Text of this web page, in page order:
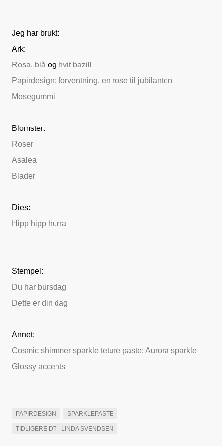
Jeg har brukt:
Ark:
Rosa, blå og hvit bazill
Papirdesign; forventning, en rose til jubilanten
Mosegummi
Blomster:
Roser
Asalea
Blader
Dies:
Hipp hipp hurra
Stempel:
Du har bursdag
Dette er din dag
Annet:
Cosmic shimmer sparkle teture paste; Aurora sparkle
Glossy accents
PAPIRDESIGN SPARKLEPASTE
TIDLIGERE DT - LINDA SVENDSEN